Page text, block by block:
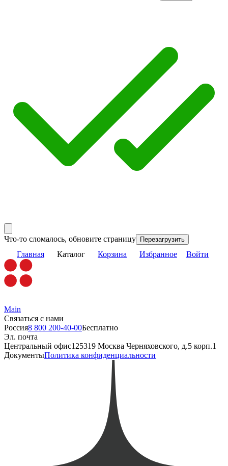
Что-то сломалось, обновите страницу Перезагрузить
Главная Каталог Корзина Избранное Войти
Main
Связаться с нами
Россия8 800 200-40-00Бесплатно
Эл. почта
Центральный офис125319 Москва Черняховского, д.5 корп.1
ДокументыПолитика конфиденциальности